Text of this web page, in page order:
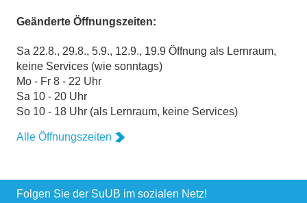
Geänderte Öffnungszeiten:
Sa 22.8., 29.8., 5.9., 12.9., 19.9 Öffnung als Lernraum,
keine Services (wie sonntags)
Mo - Fr 8 - 22 Uhr
Sa 10 - 20 Uhr
So 10 - 18 Uhr (als Lernraum, keine Services)
Alle Öffnungszeiten
Folgen Sie der SuUB im sozialen Netz!